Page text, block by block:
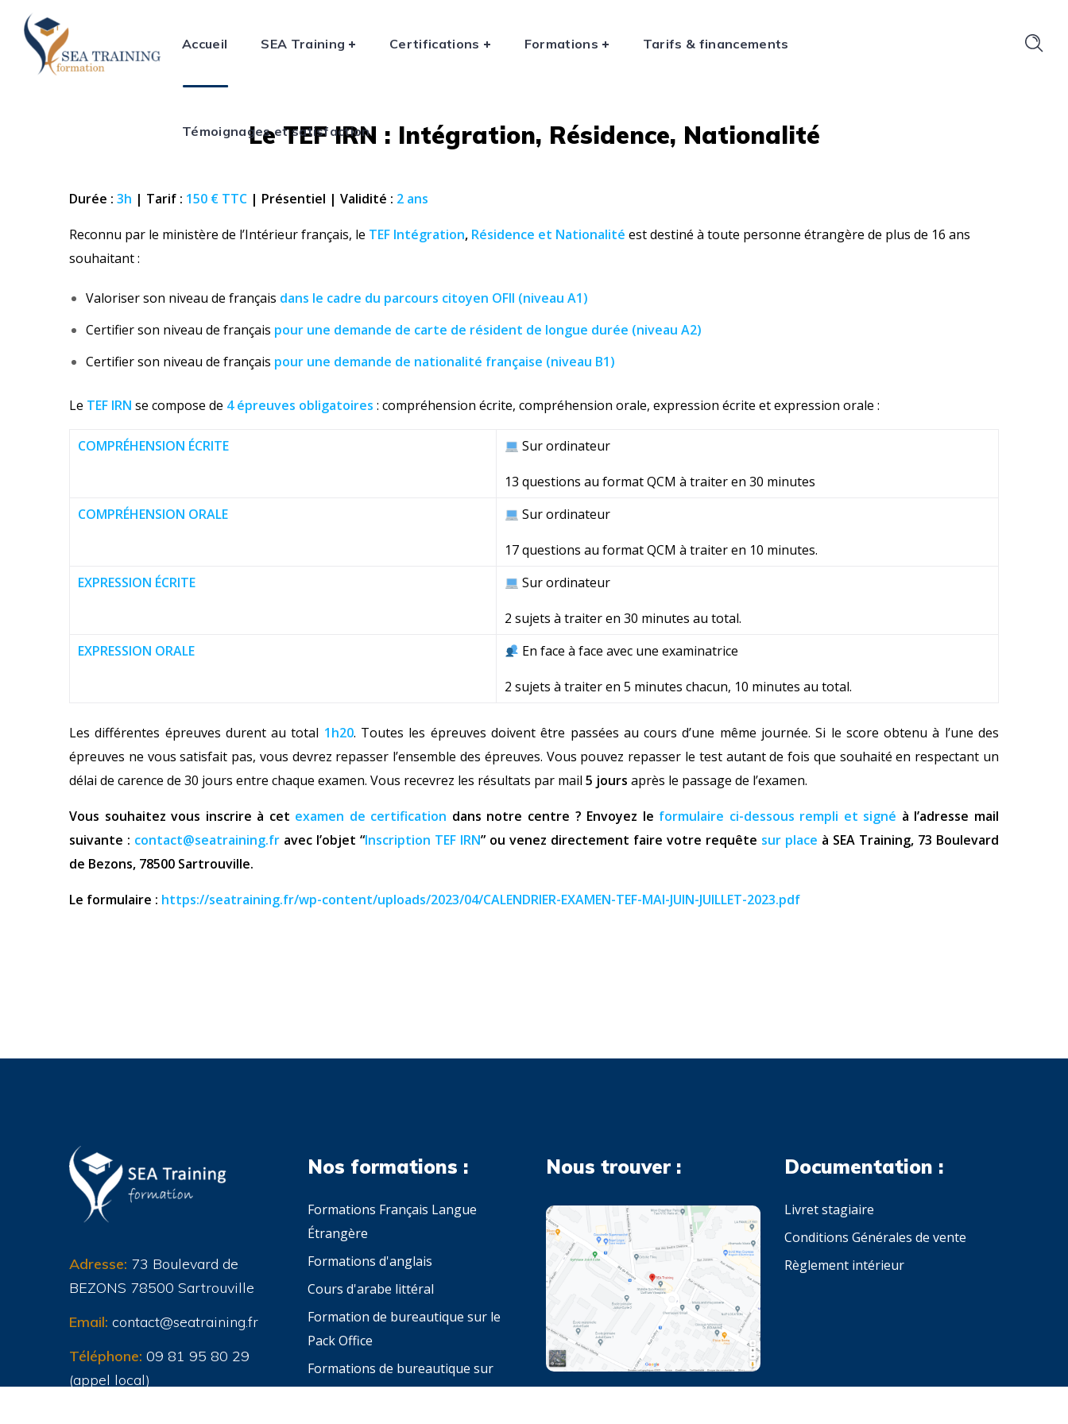
Accueil SEA Training Certifications Formations Tarifs & financements
Témoignages et satisfaction
Témoignages et satisfaction
Le TEF IRN : Intégration, Résidence, Nationalité
Durée : 3h | Tarif : 150 € TTC | Présentiel | Validité : 2 ans
Reconnu par le ministère de l’Intérieur français, le TEF Intégration, Résidence et Nationalité est destiné à toute personne étrangère de plus de 16 ans
souhaitant :
Valoriser son niveau de français dans le cadre du parcours citoyen OFII (niveau A1)
Certifier son niveau de français pour une demande de carte de résident de longue durée (niveau A2)
Certifier son niveau de français pour une demande de nationalité française (niveau B1)
Le TEF IRN se compose de 4 épreuves obligatoires : compréhension écrite, compréhension orale, expression écrite et expression orale :
COMPRÉHENSION ÉCRITE Sur ordinateur
13 questions au format QCM à traiter en 30 minutes
COMPRÉHENSION ORALE
Sur ordinateur
17 questions au format QCM à traiter en 10 minutes.
EXPRESSION ÉCRITE
Sur ordinateur
2 sujets à traiter en 30 minutes au total.
EXPRESSION ORALE
En face à face avec une examinatrice
2 sujets à traiter en 5 minutes chacun, 10 minutes au total.
Les différentes épreuves durent au total 1h20. Toutes les épreuves doivent être passées au cours d’une même journée. Si le score obtenu à l’une des
épreuves ne vous satisfait pas, vous devrez repasser l’ensemble des épreuves. Vous pouvez repasser le test autant de fois que souhaité en respectant un
délai de carence de 30 jours entre chaque examen. Vous recevrez les résultats par mail 5 jours après le passage de l’examen.
Vous souhaitez vous inscrire à cet examen de certification dans notre centre ? Envoyez le formulaire ci-dessous rempli et signé à l’adresse mail
suivante : contact@seatraining.fr avec l’objet “Inscription TEF IRN” ou venez directement faire votre requête sur place à SEA Training, 73 Boulevard
de Bezons, 78500 Sartrouville.
Le formulaire : https://seatraining.fr/wp-content/uploads/2023/04/CALENDRIER-EXAMEN-TEF-MAI-JUIN-JUILLET-2023.pdf
Adresse: 73 Boulevard de
BEZONS 78500 Sartrouville
Email: contact@seatraining.fr
Téléphone: 09 81 95 80 29
(appel local)
Nos formations :
Formations Français Langue
Étrangère
Formations d'anglais
Cours d'arabe littéral
Formation de bureautique sur le
Pack Office
Formations de bureautique sur
Excel
Nous trouver : Documentation :
Livret stagiaire
Conditions Générales de vente
Règlement intérieur